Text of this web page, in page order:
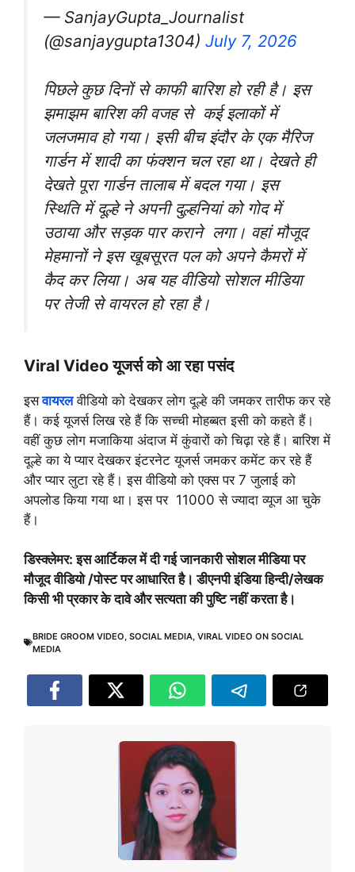
— SanjayGupta_Journalist
(@sanjaygupta1304) July 7, 2026
पिछले कुछ दिनों से काफी बारिश हो रही है। इस
झमाझम बारिश की वजह से कई इलाकों में
जलजमाव हो गया। इसी बीच इंदौर के एक मैरिज
गार्डन में शादी का फंक्शन चल रहा था। देखते ही
देखते पूरा गार्डन तालाब में बदल गया। इस
स्थिति में दूल्हे ने अपनी दुल्हनियां को गोद में
उठाया और सड़क पार कराने लगा। वहां मौजूद
मेहमानों ने इस खूबसूरत पल को अपने कैमरों में
कैद कर लिया। अब यह वीडियो सोशल मीडिया
पर तेजी से वायरल हो रहा है।
Viral Video यूजर्स को आ रहा पसंद
इसवायरलवीडियो को देखकर लोग दूल्हे की जमकर तारीफ कर रहे
हैं। कई यूजर्स लिख रहे हैं कि सच्ची मोहब्बत इसी को कहते हैं।
वहीं कुछ लोग मजाकिया अंदाज में कुंवारों को चिढ़ा रहे हैं। बारिश में
दूल्हे का ये प्यार देखकर इंटरनेट यूजर्स जमकर कमेंट कर रहे हैं
और प्यार लुटा रहे हैं। इस वीडियो को एक्स पर 7 जुलाई को
अपलोड किया गया था। इस पर 11000 से ज्यादा व्यूज आ चुके
हैं।
डिस्क्लेमर: इस आर्टिकल में दी गई जानकारी सोशल मीडिया पर
मौजूद वीडियो /पोस्ट पर आधारित है। डीएनपी इंडिया हिन्दी/लेखक
किसी भी प्रकार के दावे और सत्यता की पुष्टि नहीं करता है।
BRIDE GROOM VIDEO SOCIAL MEDIA VIRAL VIDEO ON SOCIAL
MEDIA